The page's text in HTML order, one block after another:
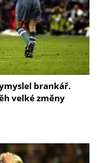
brankář.
velké změny